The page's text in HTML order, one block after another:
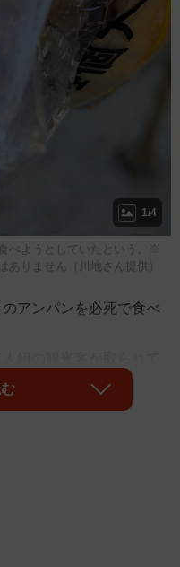
1/4
べようとしていたという。※
ありません（川地さん提供）
アンパンを必死で食べ
せましたが袋ごと全部
します。鹿に食べ物等